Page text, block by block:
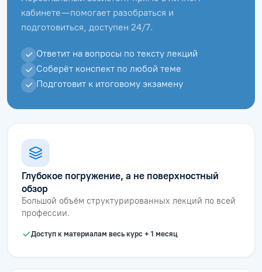
кабинете — помогает разобраться и
подготовиться, доступен 24/7.
Ответит на вопросы по тексту лекций
Соберёт конспект по любой теме
Подготовит к итоговому экзамену
Глубокое погружение, а не поверхностный
обзор
Большой объём структурированных лекций по всей
профессии.
Доступ к материалам весь курс + 1 месяц